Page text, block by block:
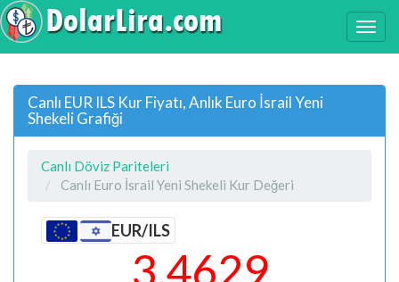
Canlı EUR ILS Kur Fiyatı, Anlık Euro İsrail Yeni
Shekeli Grafiği
Canlı Döviz Pariteleri
Canlı Euro İsrail Yeni Shekeli Kur Değeri
EUR/ILS
3.4629